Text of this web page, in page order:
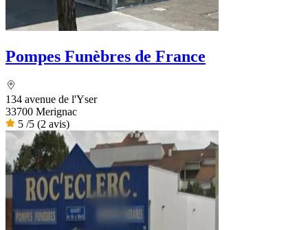
Pompes Funèbres de France
134 avenue de l'Yser
33700 Merignac
5 /5 (2 avis)